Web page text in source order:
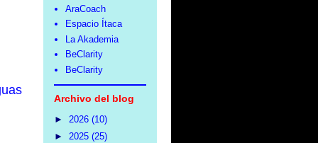
AraCoach
Espacio Ítaca
La Akademia
BeClarity
BeClarity
Archivo del blog
► 2026 (10)
► 2025 (25)